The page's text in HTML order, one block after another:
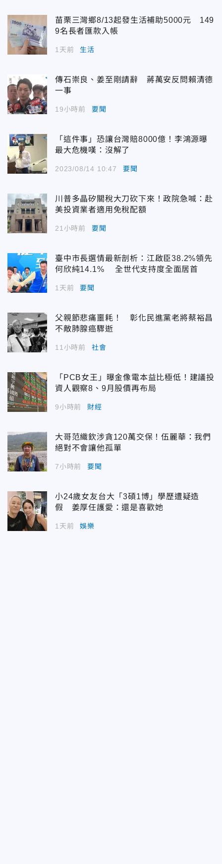
苗栗三灣鄉8/13起發生活補助5000元 149
9名長者匯款入帳
1天前 生活
傳石崇良、姜至剛請辭 蔣萬安反問賴清德
一事
19小時前 要聞
「這件事」恐讓台灣賠8000億！李鴻源曝
最大危機嘆：沒解了
2023/08/14 10:47 要聞
川普多晶矽關稅大刀砍下來！政院急喊：赴
美投資業者適用免稅配額
21小時前 要聞
臺中市長選情最新剖析：江啟臣38.2%領先
何欣純14.1% 全世代支持度全面居首
1天前 要聞
父親節悲痛噩耗！ 彰化民進黨老將蔡裕昌
不敵肺腺癌驟逝
11小時前 社會
「PCB女王」曝金像電本益比極低！建議投
資人觀察8、9月股價再布局
9小時前 財經
大哥范織欽涉貪120萬交保！伍麗華：我們
絕對不會讓他孤單
7小時前 要聞
小24歲女友台大「3碩1博」學歷遭疑造
假 姜厚任護愛：還是喜歡她
1天前 娛樂